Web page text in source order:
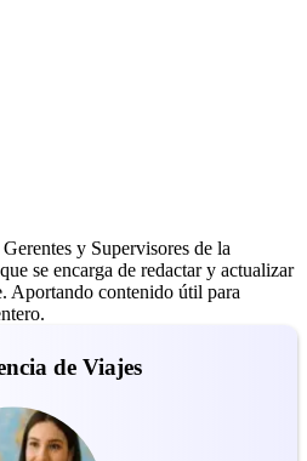
y Supervisores de la
se encarga de redactar y actualizar
Aportando contenido útil para
de Viajes